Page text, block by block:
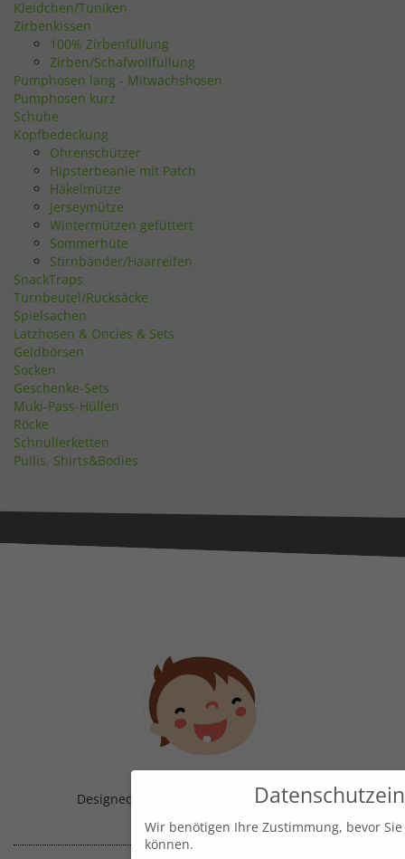
Kleidchen/Tuniken
Zirbenkissen
100% Zirbenfüllung
Zirben/Schafwollfüllung
Pumphosen lang - Mitwachshosen
Pumphosen kurz
Schuhe
Kopfbedeckung
Ohrenschützer
Hipsterbeanie mit Patch
Häkelmütze
Jerseymütze
Wintermützen gefüttert
Sommerhüte
Stirnbänder/Haarreifen
SnackTraps
Turnbeutel/Rucksäcke
Spielsachen
Latzhosen & Oncies & Sets
Geldbörsen
Socken
Geschenke-Sets
Muki-Pass-Hüllen
Röcke
Schnullerketten
Pullis, Shirts&Bodies
Designed & Handmade with in Austria!
Wir benötigen Ihre Zustimmung, bevor
können.